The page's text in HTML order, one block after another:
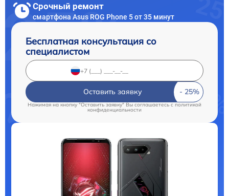
Срочный ремонт
смартфона Asus ROG Phone 5 от 35 минут
Бесплатная консультация со
специалистом
Оставить заявку
Нажимая на кнопку "Оставить заявку" Вы соглашаетесь c политикой
конфиденциальности